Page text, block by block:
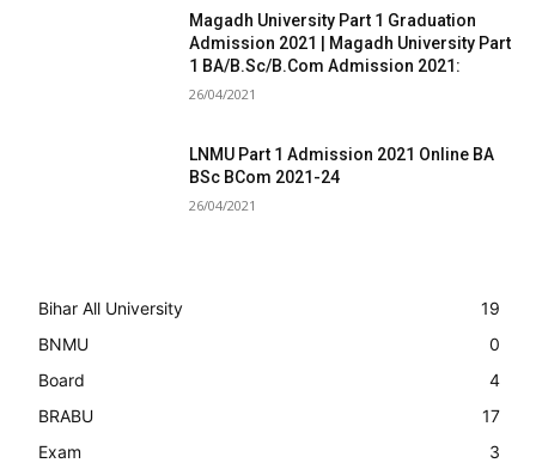
Magadh University Part 1 Graduation
Admission 2021 | Magadh University Part
1 BA/B.Sc/B.Com Admission 2021:
26/04/2021
LNMU Part 1 Admission 2021 Online BA
BSc BCom 2021-24
26/04/2021
Bihar All University
19
BNMU
0
Board
4
BRABU
17
Exam
3